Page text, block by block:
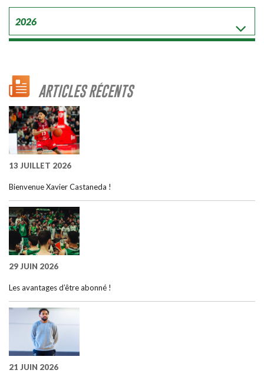
ARTICLES RÉCENTS
13 JUILLET 2026
Bienvenue Xavier Castaneda !
29 JUIN 2026
Les avantages d’être abonné !
21 JUIN 2026